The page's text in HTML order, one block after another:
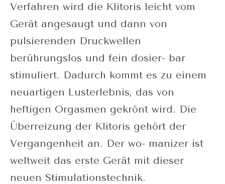
Verfahren wird die Klitoris leicht vom
Gerät angesaugt und dann von
pulsierenden Druckwellen
berührungslos und fein dosier- bar
stimuliert. Dadurch kommt es zu einem
neuartigen Lusterlebnis, das von
heftigen Orgasmen gekrönt wird. Die
Überreizung der Klitoris gehört der
Vergangenheit an. Der wo- manizer ist
weltweit das erste Gerät mit dieser
neuen Stimulationstechnik.